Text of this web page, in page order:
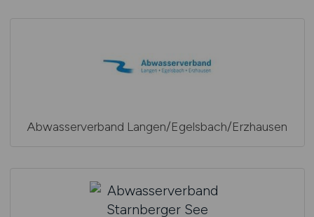
Abwasserverband Langen/Egelsbach/Erzhausen